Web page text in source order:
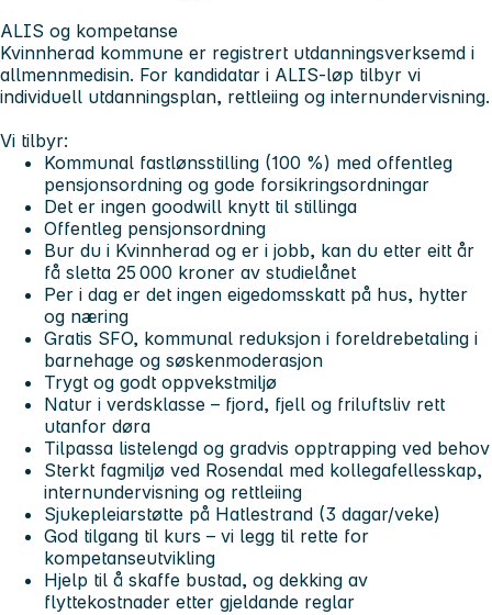
ALIS og kompetanse
Kvinnherad kommune er registrert utdanningsverksemd i
allmennmedisin. For kandidatar i ALIS‑løp tilbyr vi
individuell utdanningsplan, rettleiing og internundervisning.
Vi tilbyr:
Kommunal fastlønsstilling (100 %) med offentleg
pensjonsordning og gode forsikringsordningar
Det er ingen goodwill knytt til stillinga
Offentleg pensjonsordning
Bur du i Kvinnherad og er i jobb, kan du etter eitt år
få sletta 25 000 kroner av studielånet
Per i dag er det ingen eigedomsskatt på hus, hytter
og næring
Gratis SFO, kommunal reduksjon i foreldrebetaling i
barnehage og søskenmoderasjon
Trygt og godt oppvekstmiljø
Natur i verdsklasse – fjord, fjell og friluftsliv rett
utanfor døra
Tilpassa listelengd og gradvis opptrapping ved behov
Sterkt fagmiljø ved Rosendal med kollegafellesskap,
internundervisning og rettleiing
Sjukepleiarstøtte på Hatlestrand (3 dagar/veke)
God tilgang til kurs – vi legg til rette for
kompetanseutvikling
Hjelp til å skaffe bustad, og dekking av
flyttekostnader etter gjeldande reglar